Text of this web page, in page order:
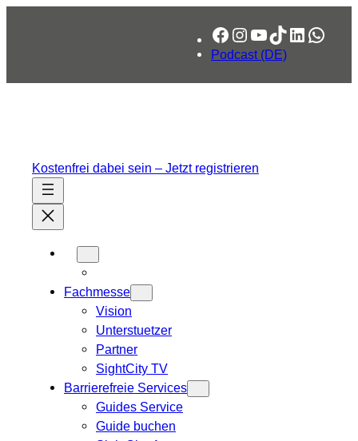
Facebook
Instagram
YouTube
TikTok
LinkedIn
Podcast (DE)
Kostenfrei dabei sein – Jetzt registrieren
Fachmesse
Vision
Unterstuetzer
Partner
SightCity TV
Barrierefreie Services
Guides Service
Guide buchen